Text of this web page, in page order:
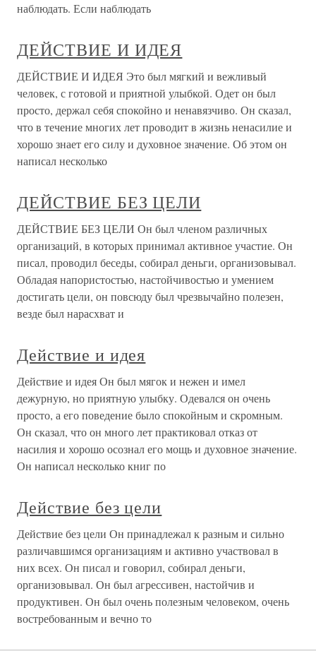
наблюдать. Если наблюдать
ДЕЙСТВИЕ И ИДЕЯ
ДЕЙСТВИЕ И ИДЕЯ Это был мягкий и вежливый
человек, с готовой и приятной улыбкой. Одет он был
просто, держал себя спокойно и ненавязчиво. Он сказал,
что в течение многих лет проводит в жизнь ненасилие и
хорошо знает его силу и духовное значение. Об этом он
написал несколько
ДЕЙСТВИЕ БЕЗ ЦЕЛИ
ДЕЙСТВИЕ БЕЗ ЦЕЛИ Он был членом различных
организаций, в которых принимал активное участие. Он
писал, проводил беседы, собирал деньги, организовывал.
Обладая напористостью, настойчивостью и умением
достигать цели, он повсюду был чрезвычайно полезен,
везде был нарасхват и
Действие и идея
Действие и идея Он был мягок и нежен и имел
дежурную, но приятную улыбку. Одевался он очень
просто, а его поведение было спокойным и скромным.
Он сказал, что он много лет практиковал отказ от
насилия и хорошо осознал его мощь и духовное значение.
Он написал несколько книг по
Действие без цели
Действие без цели Он принадлежал к разным и сильно
различавшимся организациям и активно участвовал в
них всех. Он писал и говорил, собирал деньги,
организовывал. Он был агрессивен, настойчив и
продуктивен. Он был очень полезным человеком, очень
востребованным и вечно то